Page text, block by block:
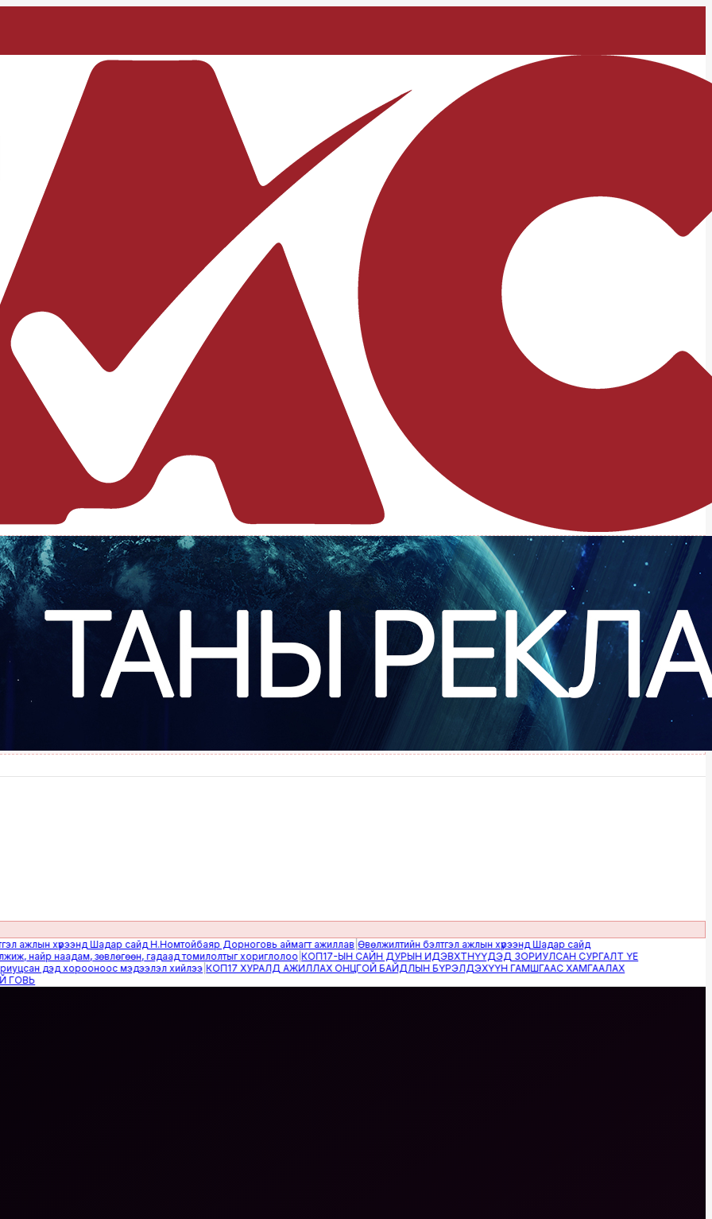
хүрээнд Шадар сайд Н.Номтойбаяр Дорноговь аймагт ажиллав|Өвөлжилтийн бэлтгэл ажлын хүрээнд Шадар сайд
наадам, зөвлөгөөн, гадаад томилолтыг хориглолоо|КОП17-ЫН САЙН ДУРЫН ИДЭВХТНҮҮДЭД ЗОРИУЛСАН СУРГАЛТ ҮЕ
дэд хорооноос мэдээлэл хийлээ|КОП17 ХУРАЛД АЖИЛЛАХ ОНЦГОЙ БАЙДЛЫН БҮРЭЛДЭХҮҮН ГАМШГААС ХАМГААЛАХ